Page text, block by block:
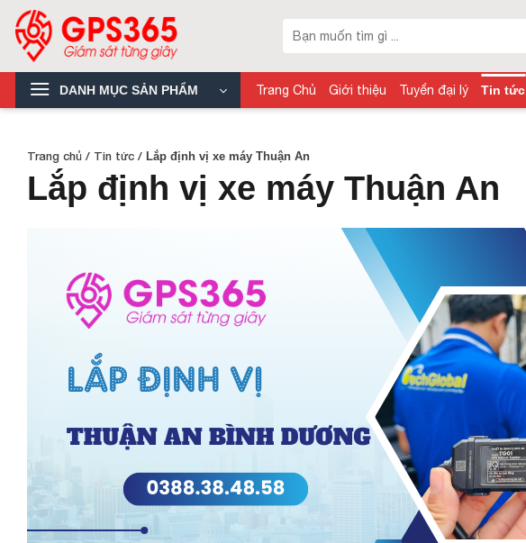
Skip
content
kiếm:
DANH MỤC SẢN PHẨM Trang Chủ Giới thiệu Tuyển đại lý Tin tức
Trang chủ / Tin tức / Lắp định vị xe máy Thuận An
Lắp định vị xe máy Thuận An